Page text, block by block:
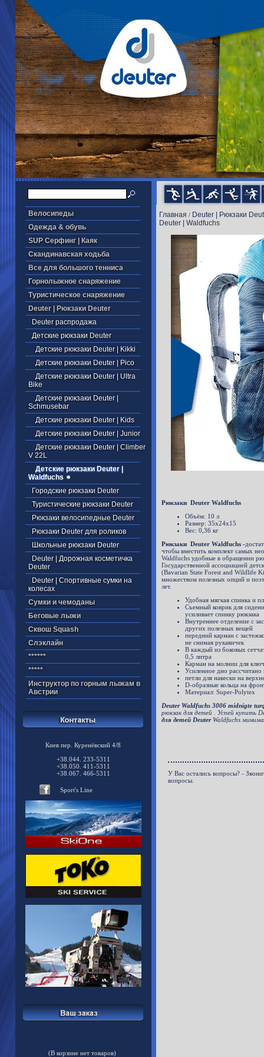
Велосипеды
Одежда & обувь
SUP Серфинг | Каяк
Скандинавская ходьба
Все для большого тенниса
Горнолыжное снаряжение
Туристическое снаряжение
Deuter | Рюкзаки Deuter
Deuter распродажа
Детские рюкзаки Deuter
Детские рюкзаки Deuter | Kikki
Детские рюкзаки Deuter | Pico
Детские рюкзаки Deuter | Ultra
Bike
Детские рюкзаки Deuter |
Schmusebar
Детские рюкзаки Deuter | Kids
Детские рюкзаки Deuter | Junior
Детские рюкзаки Deuter | Climber
V 22L
Детские рюкзаки Deuter |
Waldfuchs
Городские рюкзаки Deuter
Туристические рюкзаки Deuter
Рюкзаки велосипедные Deuter
Рюкзаки Deuter для роликов
Школьные рюкзаки Deuter
Deuter | Дорожная косметичка
Deuter
Deuter | Спортивные сумки на
колесах
Cумки и чемоданы
Беговые лыжи
Cквош Squash
Cлэклайн
******
*****
Инструктор по горным лыжам в
Австрии
Киев пер. Куренёвский 4/8
+38.044. 233-5311
+38.050. 411-5311
+38.067. 466-5311
Sport's Line
(В корзине нет товаров)
Главная / Deuter | Рюкзаки
Deuter | Waldfuchs
Рюкзаки Deuter Waldfuchs
Объём: 10 л
Размер: 35х24х15
Вес: 0,36 кг
Рюкзаки Deuter Waldfuchs -
чтобы вместить комплект самых
Waldfuchs удобные в обращении
Государственной ассоциацией
(Bavarian State Forest and Wildlife
множеством полезных опций и
лет.
Удобная мягкая спинка и
Съемный коврик для
усиливает спинку рюкзака
Внутреннее отделение с
других полезных вещей
передний карман с
не снимая рукавичек
В каждый из боковых
0,5 литра
Карман на молнии для
Усиленное дно
петли для навески на
D-образные кольца на
Материал: Super-Polytex
Deuter Waldfuchs 3006 midnigte
рюкзак для детей . Успей купить
для детей DeuterWaldfuchs
У Вас остались вопросы? -
вопросы.